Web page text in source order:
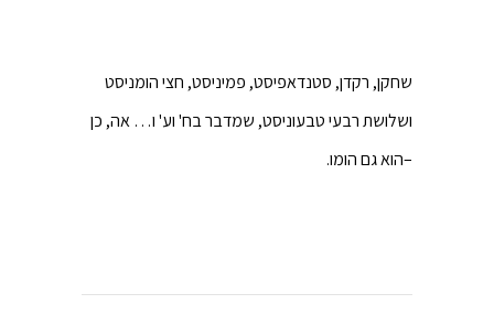
שחקן, רקדן, סטנדאפיסט, פמיניסט, חצי הומניסט
ושלושת רבעי טבעוניסט, שמדבר בח' וע' ו… אה, כן
–הוא גם הומו.